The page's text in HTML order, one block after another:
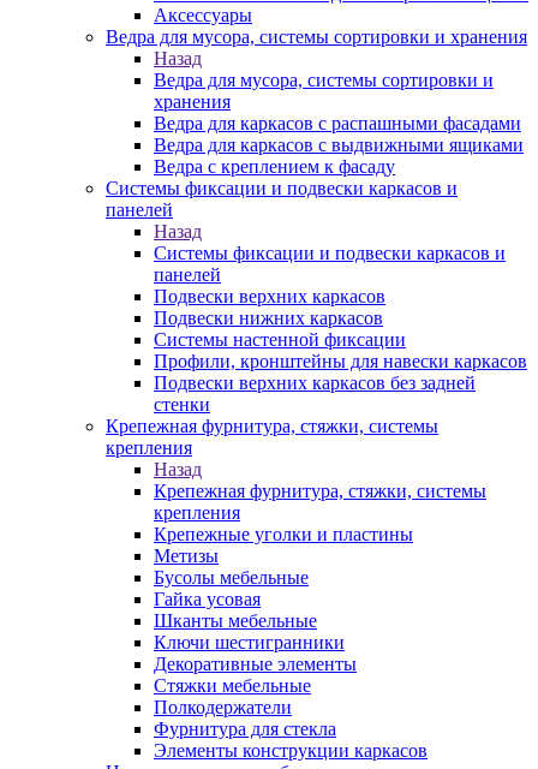
Аксессуары
Ведра для мусора, системы сортировки и хранения
Назад
Ведра для мусора, системы сортировки и
хранения
Ведра для каркасов с распашными фасадами
Ведра для каркасов с выдвижными ящиками
Ведра с креплением к фасаду
Системы фиксации и подвески каркасов и
панелей
Назад
Системы фиксации и подвески каркасов и
панелей
Подвески верхних каркасов
Подвески нижних каркасов
Системы настенной фиксации
Профили, кронштейны для навески каркасов
Подвески верхних каркасов без задней
стенки
Крепежная фурнитура, стяжки, системы
крепления
Назад
Крепежная фурнитура, стяжки, системы
крепления
Крепежные уголки и пластины
Метизы
Бусолы мебельные
Гайка усовая
Шканты мебельные
Ключи шестигранники
Декоративные элементы
Стяжки мебельные
Полкодержатели
Фурнитура для стекла
Элементы конструкции каркасов